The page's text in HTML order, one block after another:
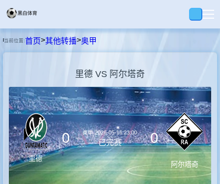
足球
篮球
录播
视界
当前位置:首页>其他转播>奥甲
里德 VS 阿尔塔奇
里德
0 奥甲2026-05-16 23:00
已完赛 0
阿尔塔奇